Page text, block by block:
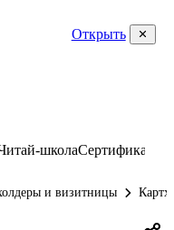
Открыть
школаСертификаты
и визитницы